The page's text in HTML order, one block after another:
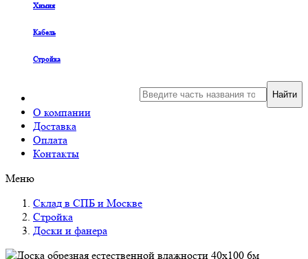
Химия
Кабель
Стройка
О компании
Доставка
Оплата
Контакты
Найти
Меню
Склад в СПБ и Москве
Стройка
Доски и фанера